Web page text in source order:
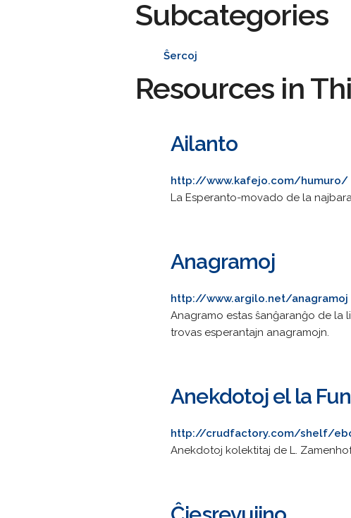
Subcategories
Ŝercoj
Resources in
Ailanto
http://www.kafejo.com/humuro/
La Esperanto-movado de la
Anagramoj
http://www.argilo.net/anagramoj
Anagramo estas ŝanĝaranĝo de la
trovas esperantajn anagramojn.
Anekdotoj el la
http://crudfactory.com/shelf/
Anekdotoj kolektitaj de L.